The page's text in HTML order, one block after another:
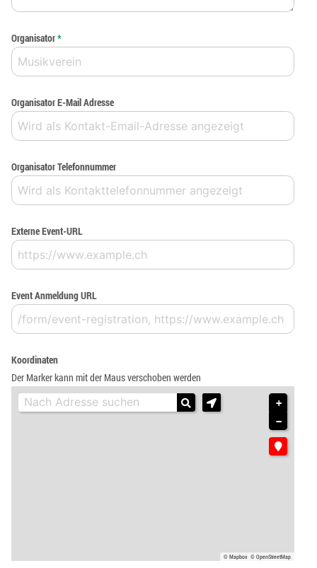
Organisator*
Organisator E-Mail Adresse
Organisator Telefonnummer
Externe Event-URL
Event Anmeldung URL
Koordinaten
Der Marker kann mit der Maus verschoben werden
+
−
© Mapbox © OpenStreetMap